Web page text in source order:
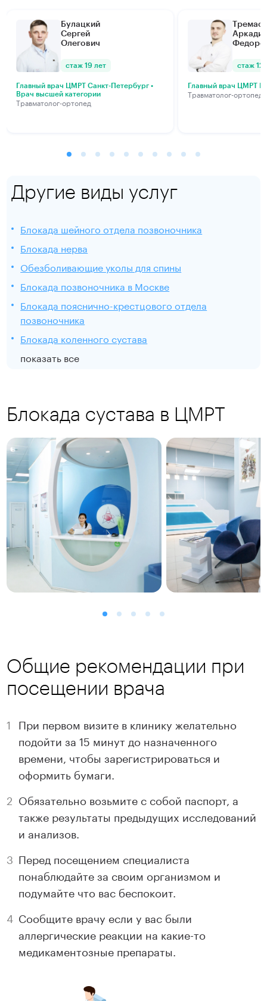
Булацкий
Сергей
Олегович
стаж 19 лет
Главный врач ЦМРТ Санкт-Петербург •
Врач высшей категории
Травматолог-ортопед
стаж 12
Главный врач ЦМРТ
Травматолог-ортопед
Другие виды услуг
Блокада шейного отдела позвоночника
Блокада нерва
Обезболивающие уколы для спины
Блокада позвоночника в Москве
Блокада пояснично-крестцового отдела
позвоночника
Блокада коленного сустава
показать все
Блокада сустава в ЦМРТ
Общие рекомендации при
посещении врача
При первом визите в клинику желательно
подойти за 15 минут до назначенного
времени, чтобы зарегистрироваться и
оформить бумаги.
Обязательно возьмите с собой паспорт, а
также результаты предыдущих исследований
и анализов.
Перед посещением специалиста
понаблюдайте за своим организмом и
подумайте что вас беспокоит.
Сообщите врачу если у вас были
аллергические реакции на какие-то
медикаментозные препараты.